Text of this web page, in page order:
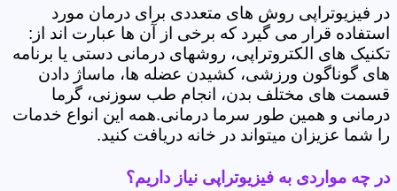
در فیزیوتراپی روش های متعددی برای درمان مورد
استفاده قرار می گیرد که برخی از آن ها عبارت اند از:
تکنیک های الکتروتراپی، روشهای درمانی دستی یا برنامه
های گوناگون ورزشی، کشیدن عضله ها، ماساژ دادن
قسمت های مختلف بدن، انجام طب سوزنی، گرما
درمانی و همین طور سرما درمانی.همه این انواع خدمات
را شما عزیزان میتواند در خانه دریافت کنید.
در چه مواردی به فیزیوتراپی نیاز داریم؟